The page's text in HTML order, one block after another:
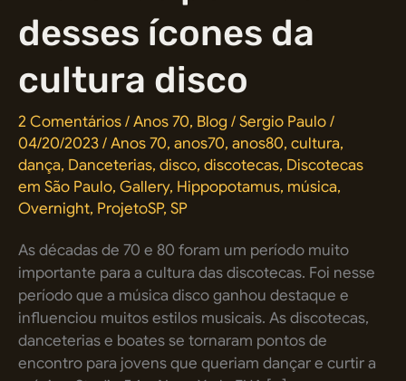
desses ícones da
cultura disco
2 Comentários/Anos 70, Blog /Sergio Paulo/
04/20/2023/Anos 70, anos70, anos80, cultura,
dança, Danceterias, disco, discotecas, Discotecas
em São Paulo, Gallery, Hippopotamus, música,
Overnight, ProjetoSP, SP
As décadas de 70 e 80 foram um período muito
importante para a cultura das discotecas. Foi nesse
período que a música disco ganhou destaque e
influenciou muitos estilos musicais. As discotecas,
danceterias e boates se tornaram pontos de
encontro para jovens que queriam dançar e curtir a